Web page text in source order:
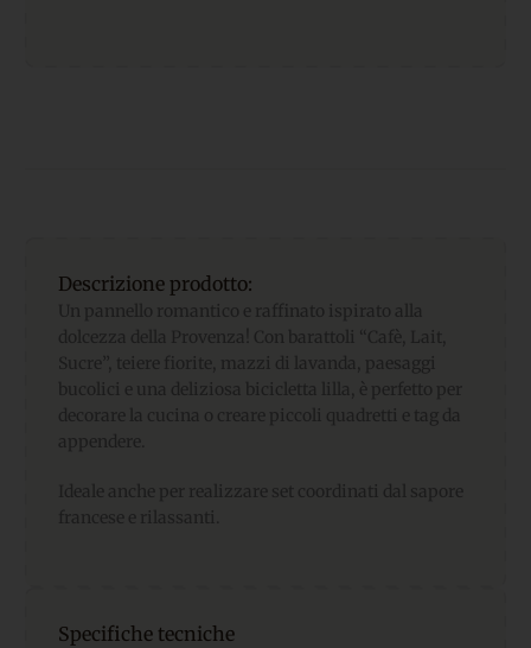
Descrizione prodotto:
Specifiche tecniche